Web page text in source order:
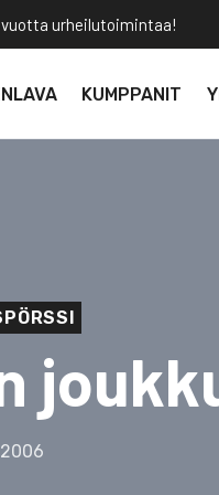
urheilutoimintaa!
KUMPPANIT